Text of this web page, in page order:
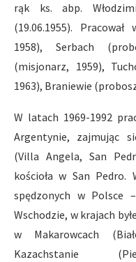
rąk ks. abp.
(19.06.1955).
1958), Serbach
(misjonarz, 1959),
1963), Braniewie
W latach 1969-1992
Argentynie, zajmując
(Villa Angela, San
kościoła w San
spędzonych w Polsce
Wschodzie, w krajach
w Makarowcach
Kazachstanie